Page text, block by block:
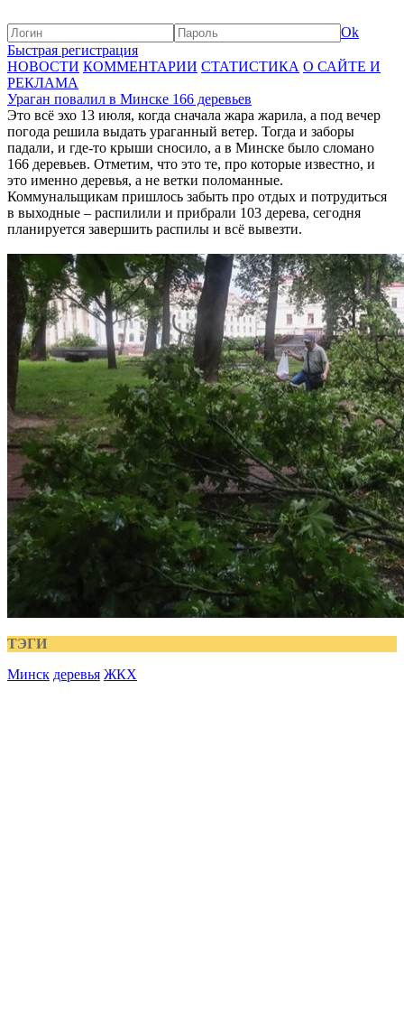
Ok
Быстрая регистрация
НОВОСТИ КОММЕНТАРИИ СТАТИСТИКА О САЙТЕ И
РЕКЛАМА
Ураган повалил в Минске 166 деревьев
Это всё эхо 13 июля, когда сначала жара жарила, а под вечер
погода решила выдать ураганный ветер. Тогда и заборы
падали, и где-то крыши сносило, а в Минске было сломано
166 деревьев. Отметим, что это те, про которые известно, и
это именно деревья, а не ветки поломанные.
Коммунальщикам пришлось забыть про отдых и потрудиться
в выходные – распилили и прибрали 103 дерева, сегодня
планируется завершить распилы и всё вывезти.
ТЭГИ
Минск деревья ЖКХ